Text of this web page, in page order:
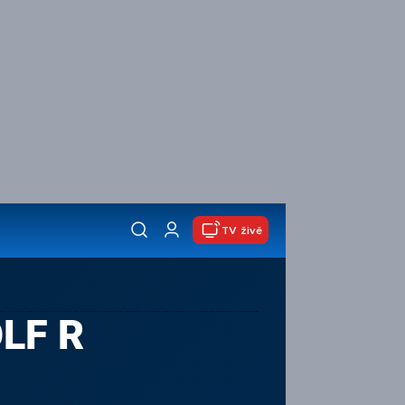
TV živě
R